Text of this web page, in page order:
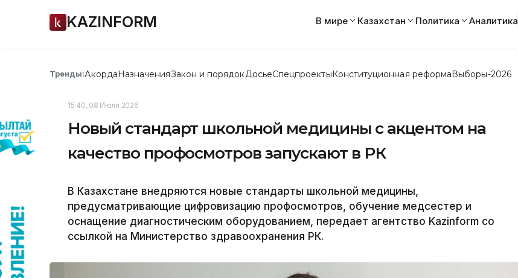
KAZINFORM В мире Казахстан Политика Аналитика
Тренды:АкордаНазначенияЗакон и порядок ДосьеСпецпроектыКонституционная реформаВыборы-2026
15:40, 08 Июля 2026
Новый стандарт школьной медицины с акцентом на
качество профосмотров запускают в РК
В Казахстане внедряются новые стандарты школьной медицины,
предусматривающие цифровизацию профосмотров, обучение медсестер и
оснащение диагностическим оборудованием, передает агентство Kazinform со
ссылкой на Министерство здравоохранения РК.